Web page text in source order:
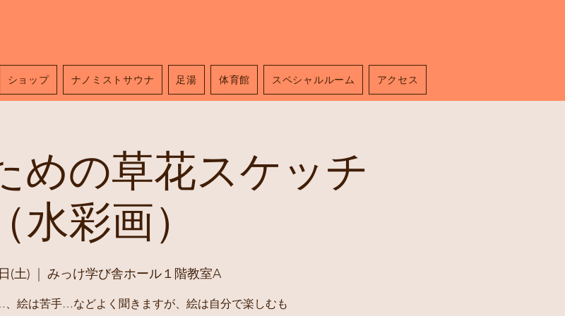
ショップ ナノミストサウナ 足湯 体育館 スペシャルルーム アクセス
めの草花スケッチ
（水彩画）
(土) みっけ学び舎ホール１階教室A
絵は苦手…などよく聞きますが、絵は自分で楽しむも